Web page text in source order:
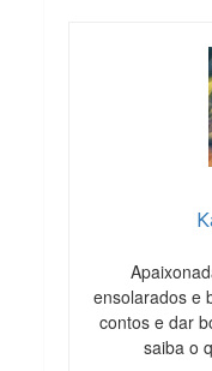
ensolarados e
contos e dar
saiba o